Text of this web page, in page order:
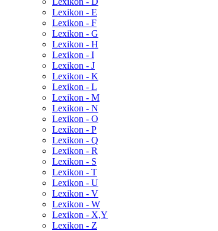
Lexikon - E
Lexikon - F
Lexikon - G
Lexikon - H
Lexikon - I
Lexikon - J
Lexikon - K
Lexikon - L
Lexikon - M
Lexikon - N
Lexikon - O
Lexikon - P
Lexikon - Q
Lexikon - R
Lexikon - S
Lexikon - T
Lexikon - U
Lexikon - V
Lexikon - W
Lexikon - X,Y
Lexikon - Z